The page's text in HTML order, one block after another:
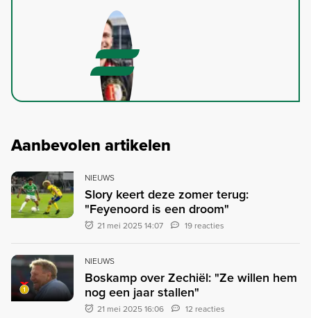
Aanbevolen artikelen
NIEUWS
Slory keert deze zomer terug:
"Feyenoord is een droom"
21 mei 2025 14:07 19 reacties
NIEUWS
Boskamp over Zechiël: "Ze willen hem
nog een jaar stallen"
21 mei 2025 16:06 12 reacties